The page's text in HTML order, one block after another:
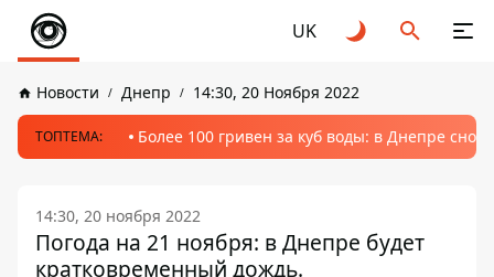
UK
Новости Днепр 14:30, 20 Ноября 2022
ТОПТЕМА: Более 100 гривен за куб воды: в Днепре
14:30, 20 ноября 2022
Погода на 21 ноября: в Днепре будет
кратковременный дождь.